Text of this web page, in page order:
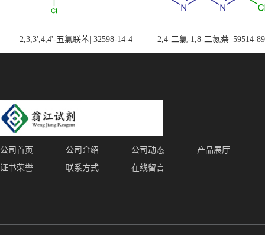
2,3,3',4,4'-五氯联苯| 32598-14-4 2,4-二氯-1,8-二氮萘| 59514-
公司首页 公司介绍 公司动态
产品展厅
证书荣誉
联系方式 在线留言